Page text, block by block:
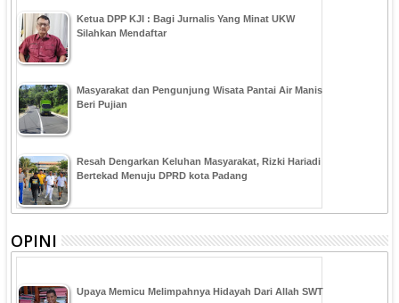
Ketua DPP KJI : Bagi Jurnalis Yang Minat UKW
Silahkan Mendaftar
Masyarakat dan Pengunjung Wisata Pantai Air Manis
Beri Pujian
Resah Dengarkan Keluhan Masyarakat, Rizki Hariadi
Bertekad Menuju DPRD kota Padang
OPINI
Upaya Memicu Melimpahnya Hidayah Dari Allah SWT